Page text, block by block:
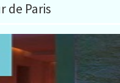
de Paris